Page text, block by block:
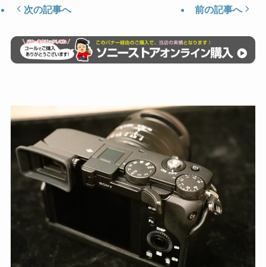
次の記事へ 前の記事へ